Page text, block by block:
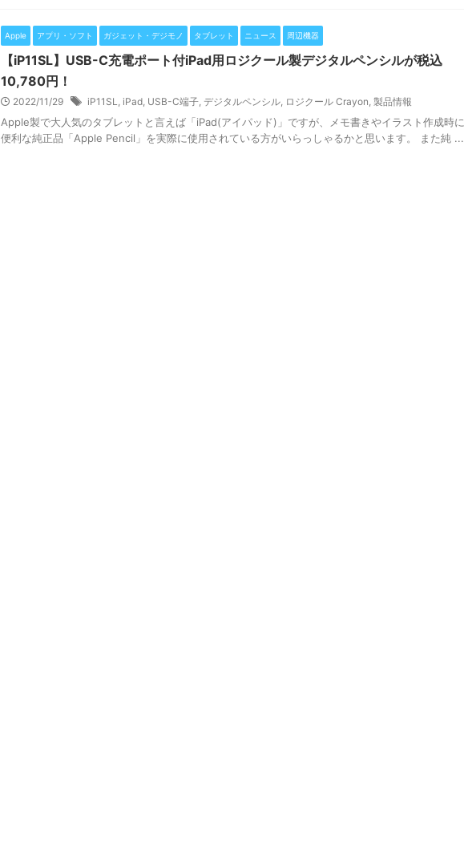
Apple アプリ・ソフト ガジェット・デジモノ タブレット ニュース 周辺機器
【iP11SL】USB-C充電ポート付iPad用ロジクール製デジタルペンシルが税込
10,780円！
2022/11/29 iP11SL, iPad, USB-C端子, デジタルペンシル, ロジクール Crayon, 製品情報
Apple製で大人気のタブレットと言えば「iPad(アイパッド)」ですが、メモ書きやイラスト作成時に
便利な純正品「Apple Pencil」を実際に使用されている方がいらっしゃるかと思います。 また純 ...